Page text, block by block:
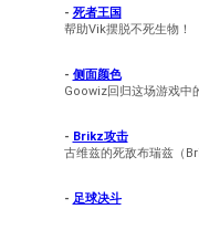
- 死者王国
帮助Vik摆脱不死生物！
- 侧面颜色
Goowiz回归这场游戏中
- Brikz攻击
古维兹的死敌布瑞兹（
- 足球决斗